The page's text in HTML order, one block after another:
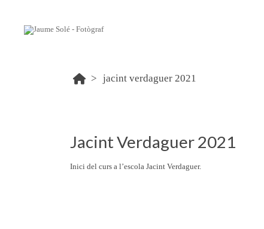
jacint verdaguer 2021
Jacint Verdaguer 2021
Inici del curs a l’escola Jacint Verdaguer.